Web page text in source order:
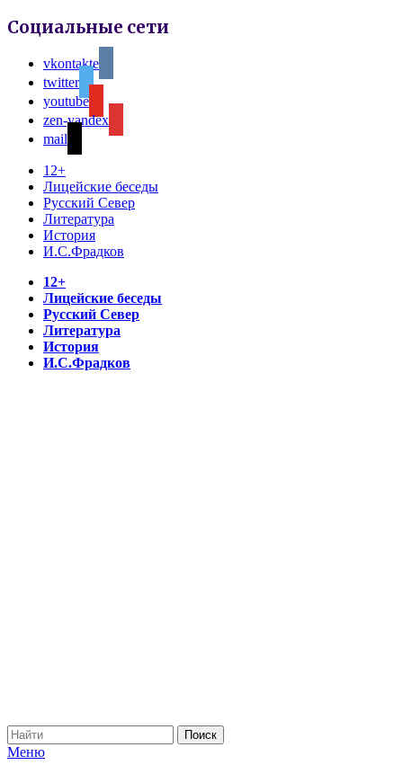
Социальные сети
vkontakte
twitter
youtube
zen-yandex
mail
12+
Лицейские беседы
Русский Север
Литература
История
И.С.Фрадков
12+
Лицейские беседы
Русский Север
Литература
История
И.С.Фрадков
Меню